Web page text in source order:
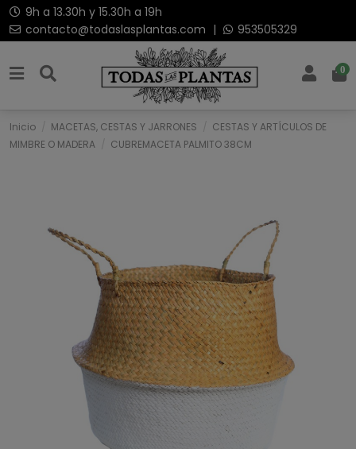
9h a 13.30h y 15.30h a 19h
contacto@todaslasplantas.com | 953505329
0
Inicio MACETAS, CESTAS Y JARRONES
CESTAS Y ARTÍCULOS DE
MIMBRE O MADERA
CUBREMACETA PALMITO 38CM